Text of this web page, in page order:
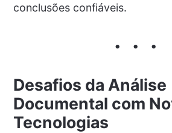
conclusões confiáveis.
Desafios da Análise
Documental com
Tecnologias